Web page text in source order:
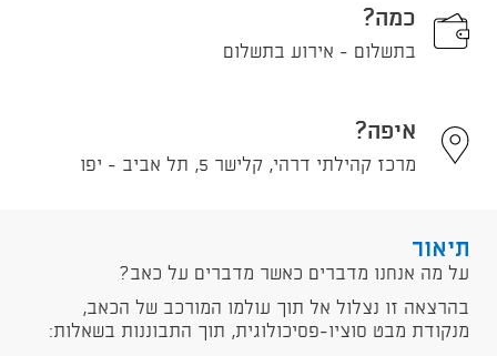
כמה?
בתשלום - אירוע בתשלום
איפה?
מרכז קהילתי דרהי, קלישר 5, תל אביב - יפו
תיאור
על מה אנחנו מדברים כאשר מדברים על כאב?
בהרצאה זו נצלול אל תוך עולמו המורכב של הכאב,
מנקודת מבט סוציו-פסיכולוגית, תוך התבוננות בשאלות: